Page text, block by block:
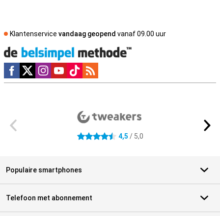
Klantenservice vandaag geopend vanaf 09.00 uur
Social media
4.5 sterren 4,5 / 5,0
Populaire smartphones
Telefoon met abonnement